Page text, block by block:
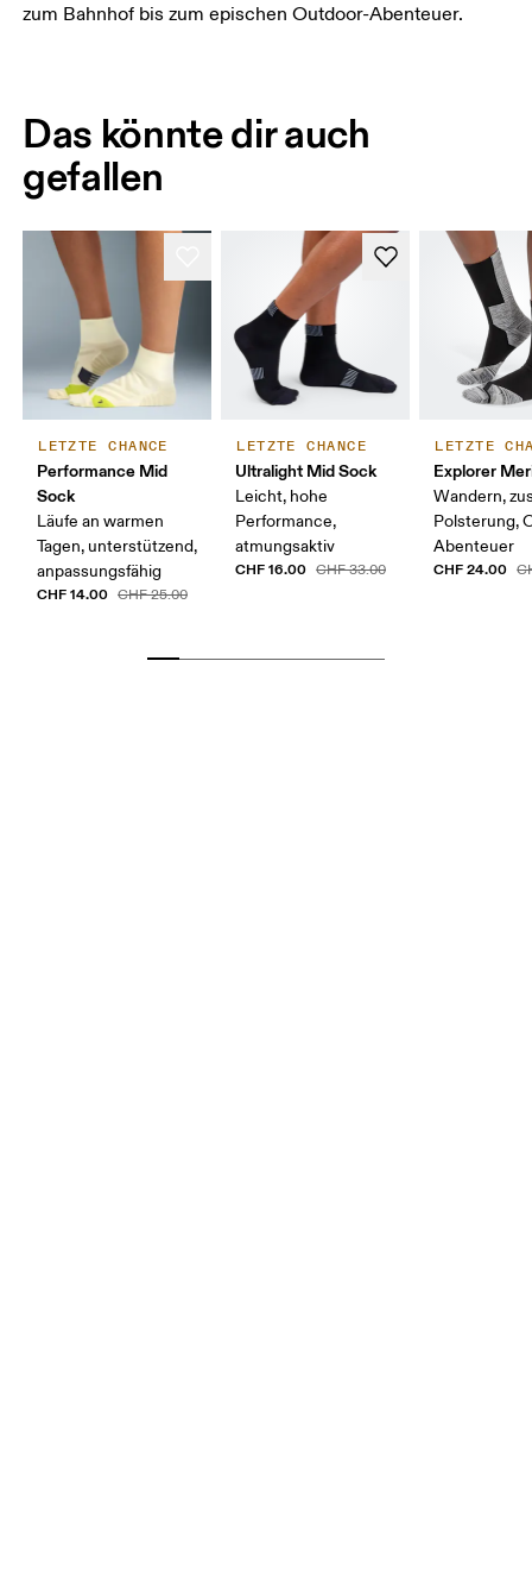
zum Bahnhof bis zum epischen Outdoor-Abenteuer.
Das könnte dir auch
gefallen
LETZTE CHANCE
Performance Mid
Sock
Läufe an warmen
Tagen, unterstützend,
anpassungsfähig
CHF 14.00 CHF 25.00
LETZTE CHANCE
Ultralight Mid Sock
Leicht, hohe
Performance,
atmungsaktiv
CHF 16.00 CHF 33.00
LETZTE
Explorer
Wandern,
Polsterung,
Abenteuer
CHF 24.00